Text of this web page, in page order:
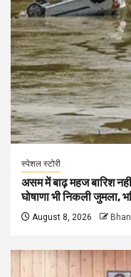
स्पेशल स्टोरी
असम में बाढ़ महज बारिश
घोषाणा भी निकली जुमला,
August 8, 2026